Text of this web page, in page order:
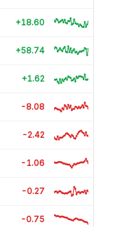
+18.60
+58.74
+1.62
-8.08
-2.42
-1.06
-0.27
-0.75